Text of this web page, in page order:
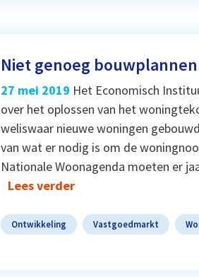
Niet genoeg
27 mei 2019 Het Economisch
over het oplossen van het
weliswaar nieuwe woningen
van wat er nodig is om de
Nationale Woonagenda moeten er
Lees verder
Ontwikkeling Vastgoedmarkt